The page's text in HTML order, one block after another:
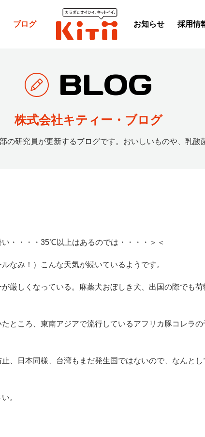
ブログ お知らせ 採用情
BLOG
株式会社キティー・ブログ
の研究員が更新するブログです。 おいしいものや、乳酸
・・・・35℃以上はあるのでは・・・・＞＜
なみ！）こんな天気が続いているようです。
厳しくなっている。麻薬犬おぼしき犬、出国の際でも荷
ところ、東南アジアで流行しているアフリカ豚コレラの
、日本同様、台湾もまだ発生国ではないので、なんとし
。